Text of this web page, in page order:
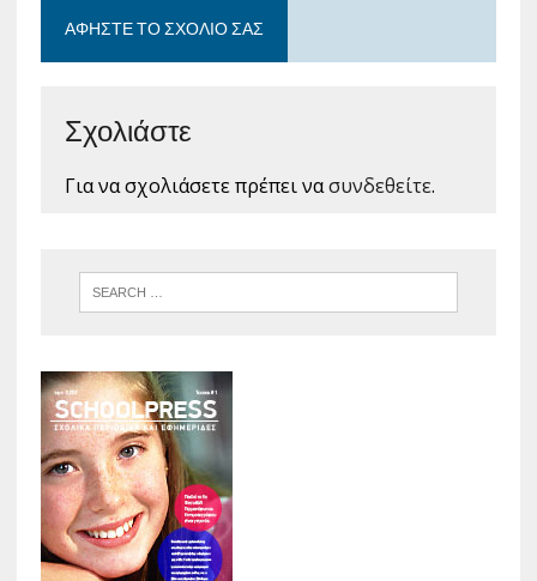
ΑΦΉΣΤΕ ΤΟ ΣΧΌΛΙΟ ΣΑΣ
Σχολιάστε
Για να σχολιάσετε πρέπει νασυνδεθείτε.